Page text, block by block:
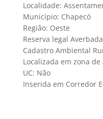
Localidade:
Município: Chapecó
Região: Oeste
Reserva legal
Cadastro Ambiental
Localizada em zona
UC: Não
Inserida em Corredor